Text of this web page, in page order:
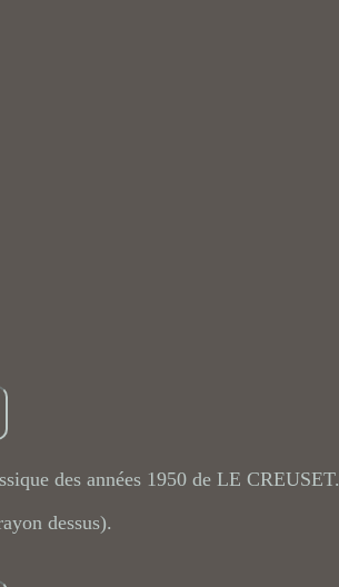
des années 1950 de LE CREUSET.
dessus).